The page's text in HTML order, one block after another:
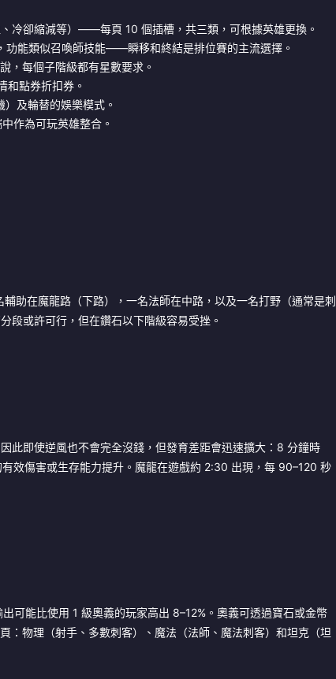
冷卻縮減等）——每頁 10 個插槽，共三類，可根據英雄更換。
功能類似召喚師技能——瞬移和終結是排位賽的主流選擇。
每個子階級都有星數要求。
和點券折扣券。
及輪替的娛樂模式。
作為可玩英雄整合。
助在魔龍路（下路），一名法師在中路，以及一名打野（通常是刺
段或許可行，但在鑽石以下階級容易受挫。
此即使逆風也不會完全沒錢，但發育差距會迅速擴大：8 分鐘時
效傷害或生存能力提升。魔龍在遊戲約 2:30 出現，每 90–120 秒
可能比使用 1 級奧義的玩家高出 8–12%。奧義可透過寶石或金幣
：物理（射手、多數刺客）、魔法（法師、魔法刺客）和坦克（坦